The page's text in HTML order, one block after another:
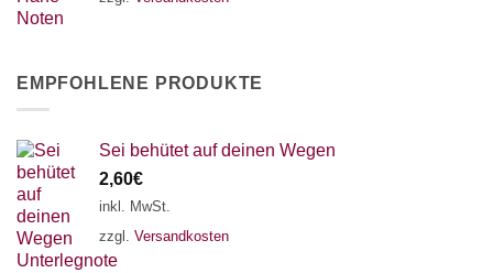
EMPFOHLENE PRODUKTE
Sei behütet auf deinen Wegen
2,60€
inkl. MwSt.
zzgl. Versandkosten